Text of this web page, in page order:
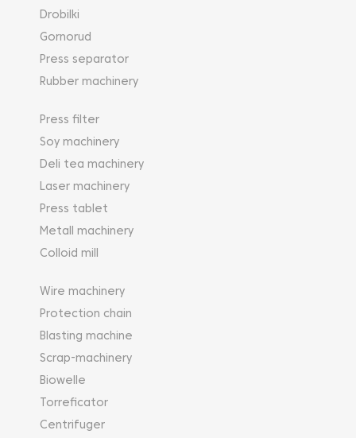
Drobilki
Gornorud
Press separator
Rubber machinery
Press filter
Soy machinery
Deli tea machinery
Laser machinery
Press tablet
Metall machinery
Colloid mill
Wire machinery
Protection chain
Blasting machine
Scrap-machinery
Biowelle
Torreficator
Centrifuger